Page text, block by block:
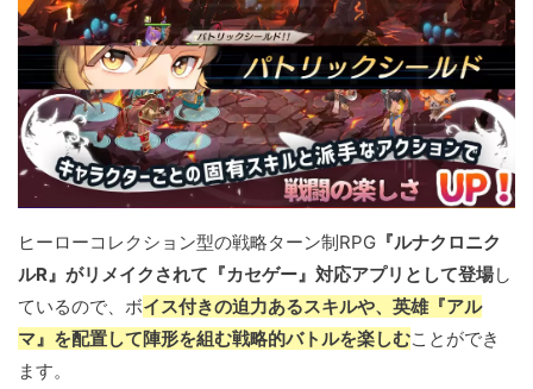
ヒーローコレクション型の戦略ターン制RPG 『ルナクロニク
ルR』がリメイクされて『カセゲー』対応アプリとして登場し
ているので、ボイス付きの迫力あるスキルや、英雄『アル
マ』を配置して陣形を組む戦略的バトルを楽しむことができ
ます。